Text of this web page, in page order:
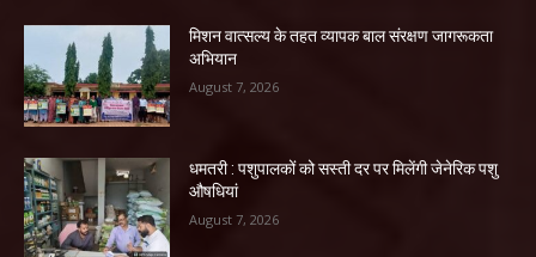
मिशन वात्सल्य के तहत व्यापक बाल संरक्षण जागरूकता
अभियान
August 7, 2026
धमतरी : पशुपालकों को सस्ती दर पर मिलेंगी जेनेरिक पशु
औषधियां
August 7, 2026